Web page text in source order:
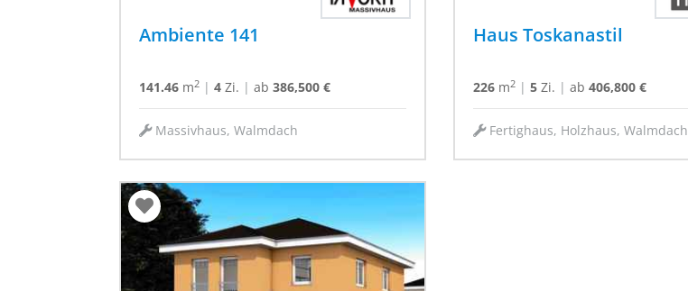
Ambiente 141
141.46 m2 | 4 Zi. | ab 386,500 €
Massivhaus, Walmdach
Haus Toskanastil
226 m2 | 5 Zi. | ab 406,800 €
Fertighaus, Holzhaus, Walmdach